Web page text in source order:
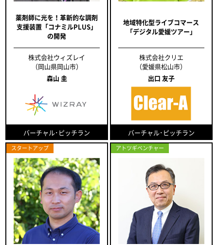
薬剤師に光を！革新的な調剤
支援装置「コナミルPLUS」
の開発
株式会社ウィズレイ
（岡山県岡山市）
森山 圭
バーチャル･ピッチラン
地域特化型ライブコマース
「デジタル愛媛ツアー」
株式会社クリエ
（愛媛県松山市）
出口 友子
バーチャル･ピッチラン
スタートアップ アトツギベンチャー